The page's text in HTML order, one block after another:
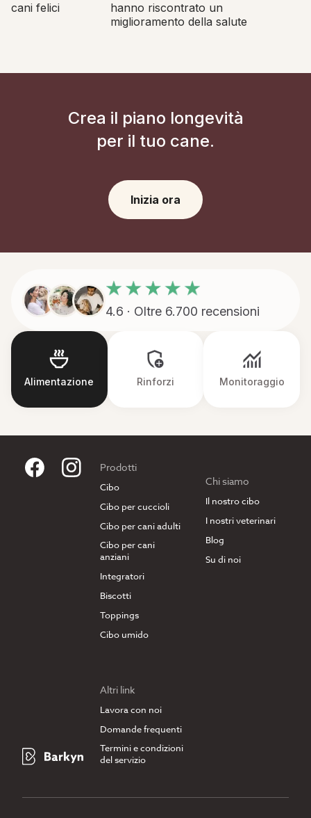
cani felici
hanno riscontrato un
miglioramento della salute
Crea il piano longevità
per il tuo cane.
Inizia ora
Alimentazione Rinforzi Monitoraggio
4.6 · Oltre 6.700 recensioni
Prodotti
Cibo
Cibo per cuccioli
Cibo per cani adulti
Cibo per cani
anziani
Integratori
Biscotti
Toppings
Cibo umido
Chi siamo
Il nostro cibo
I nostri veterinari
Blog
Su di noi
Altri link
Lavora con noi
Domande frequenti
Termini e condizioni
del servizio